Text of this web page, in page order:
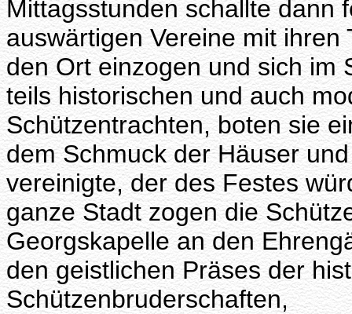
Mittagsstunden schallte dann
auswärtigen Vereine mit
den Ort einzogen und sich im
teils historischen und auch
Schützentrachten, boten sie
dem Schmuck der Häuser
vereinigte, der des Festes
ganze Stadt zogen die
Georgskapelle an den
den geistlichen Präses der
Schützenbruderschaften,